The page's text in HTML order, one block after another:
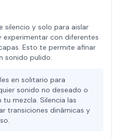
silencio y solo para aislar
experimentar con diferentes
Esto te permite afinar
sonido pulido.
en solitario para
sonido no deseado o
tu mezcla. Silencia las
transiciones dinámicas y